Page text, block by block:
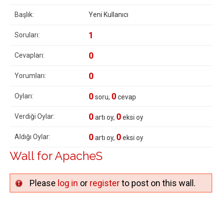
Başlık: Yeni Kullanıcı
Soruları: 1
Cevapları: 0
Yorumları: 0
Oyları: 0soru, 0cevap
Verdiği Oylar: 0artı oy, 0eksi oy
Aldığı Oylar: 0artı oy, 0eksi oy
Wall for ApacheS
Please log in or registerto post on this wall.